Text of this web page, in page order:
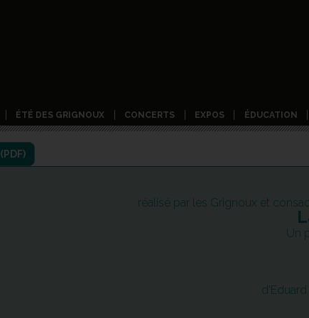
ÉTÉ DES GRIGNOUX CONCERTS EXPOS ÉDUCATION
réalisé par les Grignoux et
Un
d'Eduard